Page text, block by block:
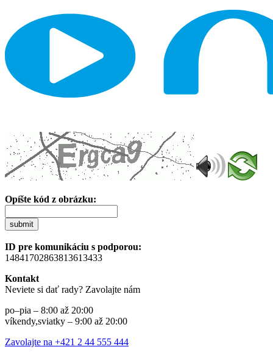
Opíšte kód z obrázku:
submit
ID pre komunikáciu s podporou:
14841702863813613433
Kontakt
Neviete si dať rady? Zavolajte nám
po–pia – 8:00 až 20:00
víkendy,sviatky – 9:00 až 20:00
Zavolajte na +421 2 44 555 444